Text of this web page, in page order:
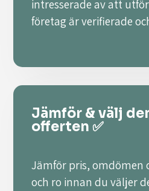
intresserade av att
företag är verifierade
Jämför & välj
offerten ✅
Jämför pris, omdömen
och ro innan du väljer